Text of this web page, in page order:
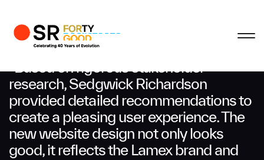
“Based on rigorous stakeholder
research, Sedgwick Richardson
provided detailed recommendations to
create a pleasing user experience. The
new website design not only looks
good, it reflects the Lamex brand and
Liên hệ hợp tác
Họ và tên đệm
Tên